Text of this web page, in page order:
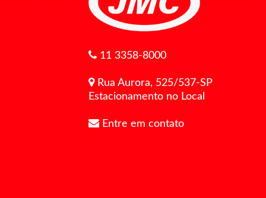
11 3358-8000
Rua Aurora, 525/537-SP
Estacionamento no Local
Entre em contato